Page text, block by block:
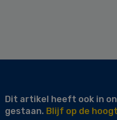
Dit artikel heeft ook in
gestaan. Blijf op de